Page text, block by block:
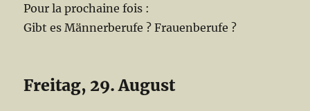
Pour la prochaine fois :
Gibt es Männerberufe ? Frauenberufe ?
Freitag, 29. August